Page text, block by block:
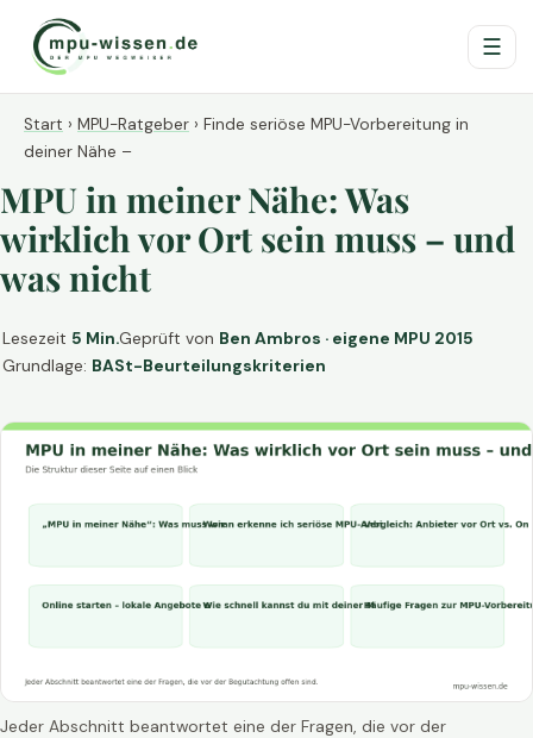
☰
Start › MPU-Ratgeber › Finde seriöse MPU-Vorbereitung in
deiner Nähe –
MPU in meiner Nähe: Was
wirklich vor Ort sein muss – und
was nicht
Lesezeit 5 Min.Geprüft von Ben Ambros · eigene MPU 2015
Grundlage: BASt-Beurteilungskriterien
Jeder Abschnitt beantwortet eine der Fragen, die vor der